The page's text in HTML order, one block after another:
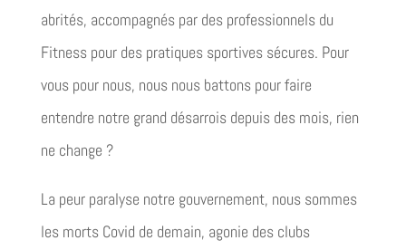
abrités, accompagnés par des professionnels du
Fitness pour des pratiques sportives sécures. Pour
vous pour nous, nous nous battons pour faire
entendre notre grand désarrois depuis des mois, rien
ne change ?
La peur paralyse notre gouvernement, nous sommes
les morts Covid de demain, agonie des clubs